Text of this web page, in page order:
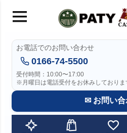
お電話でのお問い合わせ
0166-74-5500
受付時間：10:00〜17:00
※月曜日は電話受付をお休みしておりま
✉ お問い合